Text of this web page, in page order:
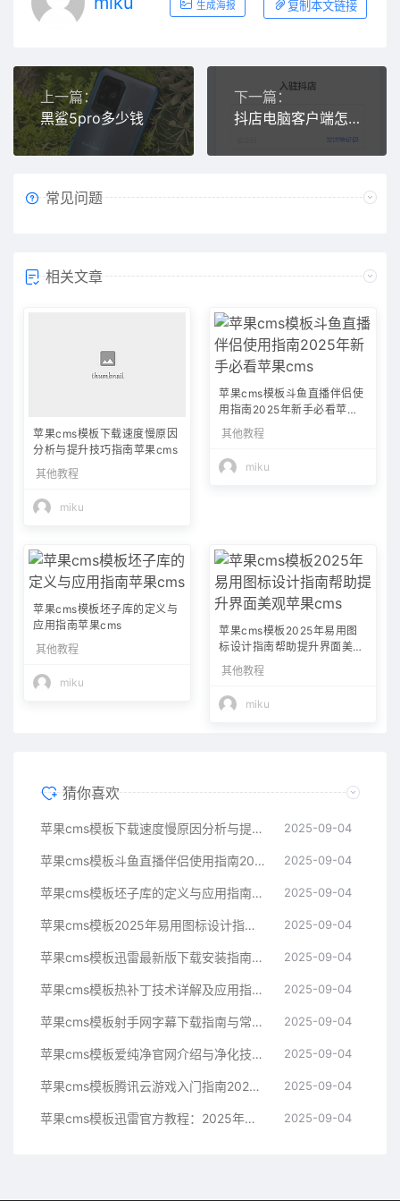
生成海报 复制本文链接
上一篇：
黑鲨5pro多少钱
下一篇：
抖店电脑客户端怎么下载
常见问题
相关文章
苹果cms模板下载速度慢原因
分析与提升技巧指南苹果cms
其他教程
miku
苹果cms模板斗鱼直播伴侣使
用指南2025年新手必看苹果c
ms
其他教程
miku
苹果cms模板坯子库的定义与
应用指南苹果cms
其他教程
miku
苹果cms模板2025年易用图
标设计指南帮助提升界面美观
苹果cms
其他教程
miku
猜你喜欢
苹果cms模板下载速度慢原因分析与提升技巧指南苹果cms 2025-09-04
苹果cms模板斗鱼直播伴侣使用指南2025年新手必看苹果cms 2025-09-04
苹果cms模板坯子库的定义与应用指南苹果cms 2025-09-04
苹果cms模板2025年易用图标设计指南帮助提升界面美观苹果cms 2025-09-04
苹果cms模板迅雷最新版下载安装指南与常见问题解决方案苹果cms 2025-09-04
苹果cms模板热补丁技术详解及应用指南苹果cms 2025-09-04
苹果cms模板射手网字幕下载指南与常见问题解决方案苹果cms 2025-09-04
苹果cms模板爱纯净官网介绍与净化技术科普指南苹果cms 2025-09-04
苹果cms模板腾讯云游戏入门指南2025年最新技术解析苹果cms 2025-09-04
苹果cms模板迅雷官方教程：2025年最新下载与使用指南苹果cms 2025-09-04